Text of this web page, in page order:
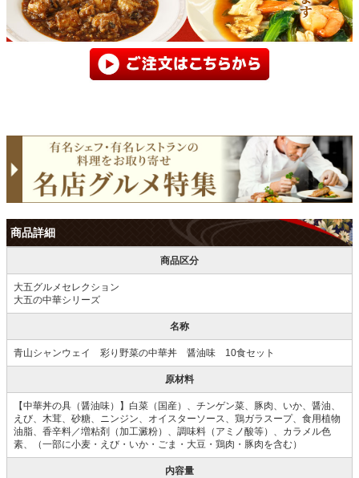
商品詳細
商品区分
大五グルメセレクション
大五の中華シリーズ
名称
青山シャンウェイ 彩り野菜の中華丼 醤油味 10食セット
原材料
【中華丼の具（醤油味）】白菜（国産）、チンゲン菜、豚肉、いか、醤油、
えび、木茸、砂糖、ニンジン、オイスターソース、鶏ガラスープ、食用植物
油脂、香辛料／増粘剤（加工澱粉）、調味料（アミノ酸等）、カラメル色
素、（一部に小麦・えび・いか・ごま・大豆・鶏肉・豚肉を含む）
内容量